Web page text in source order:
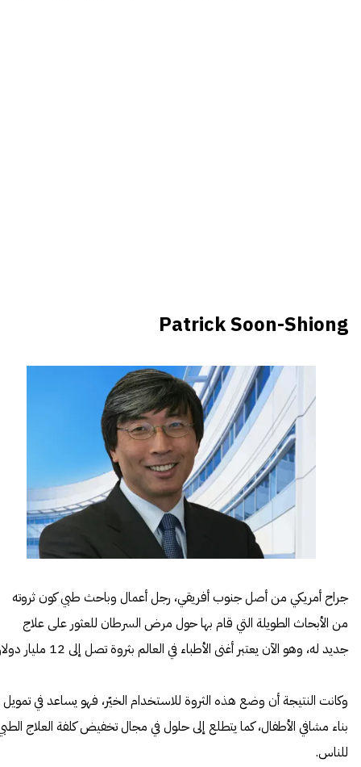
Patrick Soon-Shiong
جراح أمريكي من أصل جنوب أفريقي، رجل أعمال وباحث طبي كون ثروته
من الأبحاث الطويلة التي قام بها حول مرض السرطان للعثور على علاج
جديد له، وهو الآن يعتبر أغنى الأطباء في العالم بثروة تصل إلى 12 مليار دولار!
وكانت النتيجة أن وضع هذه الثروة للاستخدام الخيّر، فهو يساعد في تمويل
بناء مشافي الأطفال، كما يتطلع إلى حلول في مجال تخفيض كلفة العلاج
للناس.